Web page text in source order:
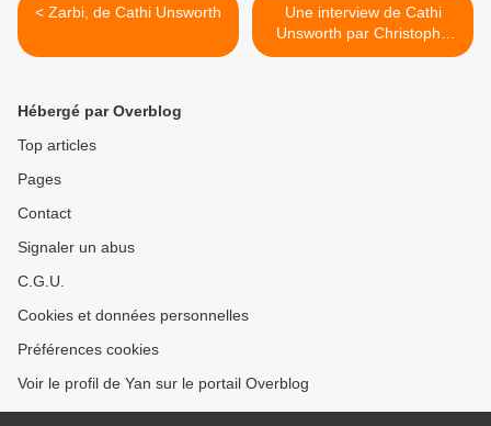
< Zarbi, de Cathi Unsworth
Une interview de Cathi
Unsworth par Christophe
Dupuis >
Hébergé par Overblog
Top articles
Pages
Contact
Signaler un abus
C.G.U.
Cookies et données personnelles
Préférences cookies
Voir le profil de Yan sur le portail Overblog